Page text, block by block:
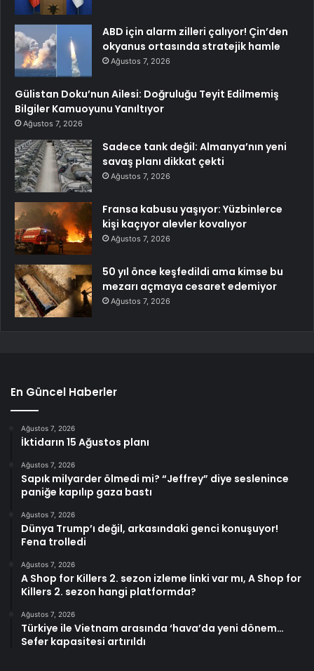
ABD için alarm zilleri çalıyor! Çin’den
okyanus ortasında stratejik hamle
Ağustos 7, 2026
Gülistan Doku’nun Ailesi: Doğruluğu Teyit Edilmemiş
Bilgiler Kamuoyunu Yanıltıyor
Ağustos 7, 2026
Sadece tank değil: Almanya’nın yeni
savaş planı dikkat çekti
Ağustos 7, 2026
Fransa kabusu yaşıyor: Yüzbinlerce
kişi kaçıyor alevler kovalıyor
Ağustos 7, 2026
50 yıl önce keşfedildi ama kimse bu
mezarı açmaya cesaret edemiyor
Ağustos 7, 2026
En Güncel Haberler
Ağustos 7, 2026
İktidarın 15 Ağustos planı
Ağustos 7, 2026
Sapık milyarder ölmedi mi? “Jeffrey” diye seslenince
paniğe kapılıp gaza bastı
Ağustos 7, 2026
Dünya Trump’ı değil, arkasındaki genci konuşuyor!
Fena trolledi
Ağustos 7, 2026
A Shop for Killers 2. sezon izleme linki var mı, A Shop for
Killers 2. sezon hangi platformda?
Ağustos 7, 2026
Türkiye ile Vietnam arasında ‘hava’da yeni dönem…
Sefer kapasitesi artırıldı